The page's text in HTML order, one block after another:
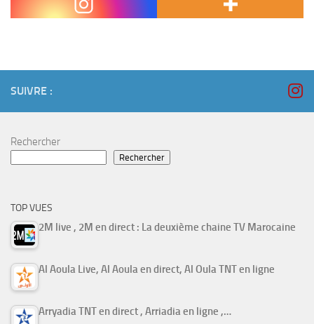
concernent cette partie de population qui gagne...
SUIVRE :
Rechercher
Rechercher
TOP VUES
2M live , 2M en direct : La deuxième chaine TV Marocaine
Al Aoula Live, Al Aoula en direct, Al Oula TNT en ligne
Arryadia TNT en direct , Arriadia en ligne ,…